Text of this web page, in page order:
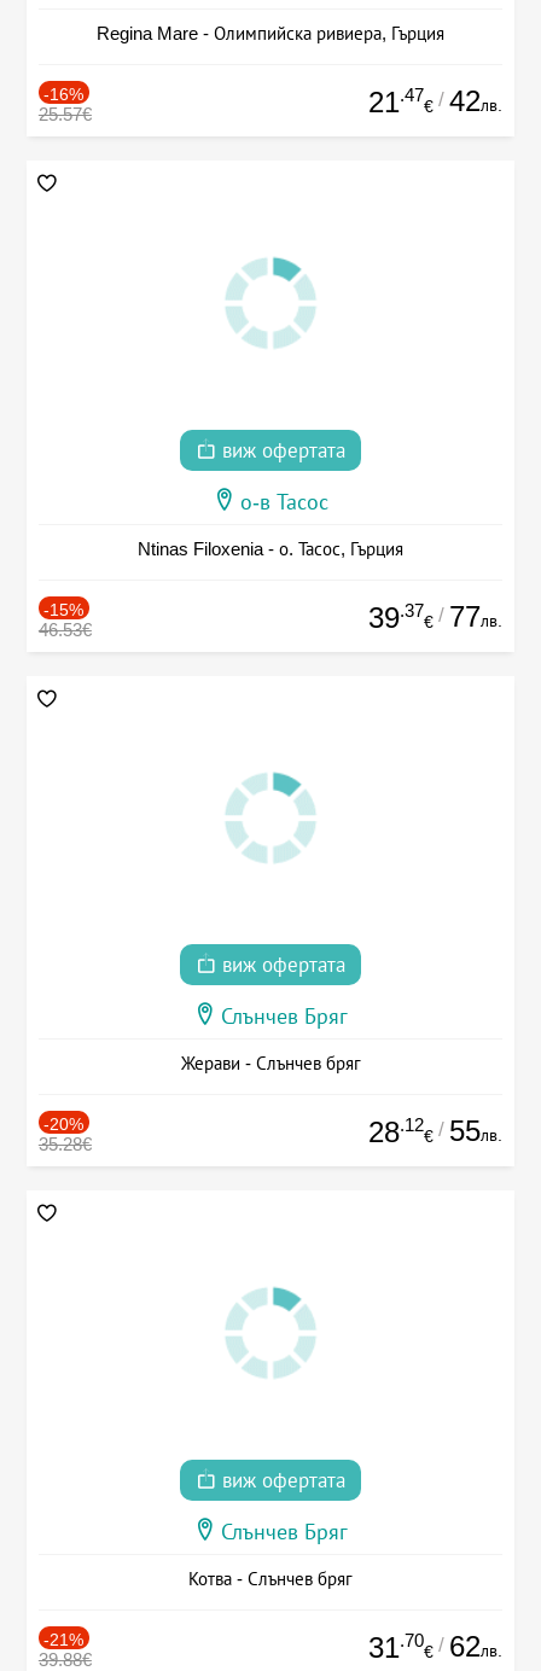
Regina Mare - Олимпийска ривиера, Гърция
-16%
25.57€ 21.47
€ / 42лв.
виж офертата
о-в Тасос
Ntinas Filoxenia - о. Тасос, Гърция
-15%
46.53€ 39.37
€ / 77лв.
виж офертата
Слънчев Бряг
Жерави - Слънчев бряг
-20%
35.28€ 28.12
€ / 55лв.
виж офертата
Слънчев Бряг
Котва - Слънчев бряг
-21%
39.88€ 31.70
€ / 62лв.